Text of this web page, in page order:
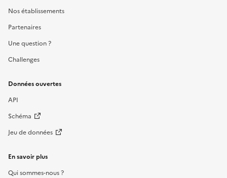
Nos établissements
Partenaires
Une question ?
Challenges
Données ouvertes
API
Schéma
Jeu de données
En savoir plus
Qui sommes-nous ?